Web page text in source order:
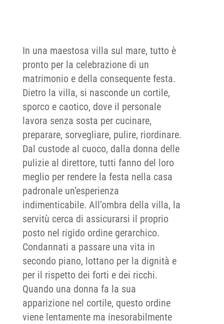
In una maestosa villa sul mare, tutto è
pronto per la celebrazione di un
matrimonio e della consequente festa.
Dietro la villa, si nasconde un cortile,
sporco e caotico, dove il personale
lavora senza sosta per cucinare,
preparare, sorvegliare, pulire, riordinare.
Dal custode al cuoco, dalla donna delle
pulizie al direttore, tutti fanno del loro
meglio per rendere la festa nella casa
padronale un’esperienza
indimenticabile. All’ombra della villa, la
servitù cerca di assicurarsi il proprio
posto nel rigido ordine gerarchico.
Condannati a passare una vita in
secondo piano, lottano per la dignità e
per il rispetto dei forti e dei ricchi.
Quando una donna fa la sua
apparizione nel cortile, questo ordine
viene lentamente ma inesorabilmente